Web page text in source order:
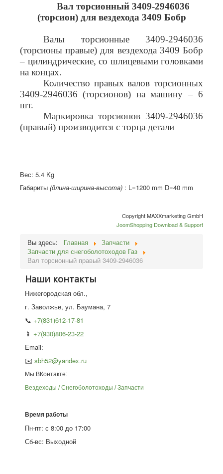
Вал торсионный 3409-2946036
(торсион) для вездехода 3409 Бобр
Валы торсионные 3409-2946036
(торсионы правые) для вездехода 3409 Бобр
– цилиндрические, со шлицевыми головками
на концах.
Количество правых валов торсионных
3409-2946036 (торсионов) на машину – 6
шт.
Маркировка торсионов 3409-2946036
(правый) производится с торца детали
Вес: 5.4 Kg
Габариты (длина-ширина-высота) : L=1200 mm D=40 mm
Copyright MAXXmarketing GmbH
JoomShopping Download & Support
Вы здесь: Главная
Запчасти
Запчасти для снегоболотоходов Газ
Вал торсионный правый 3409-2946036
Наши контакты
Нижегородская обл.,
г. Заволжье, ул. Баумана, 7
📞 +7(831)612-17-81
📱 +7(930)806-23-22
Email:
✉️ sbh52@yandex.ru
Мы ВКонтакте:
Вездеходы / Снегоболотоходы / Запчасти
Время работы
Пн-пт: с 8:00 до 17:00
Сб-вс: Выходной